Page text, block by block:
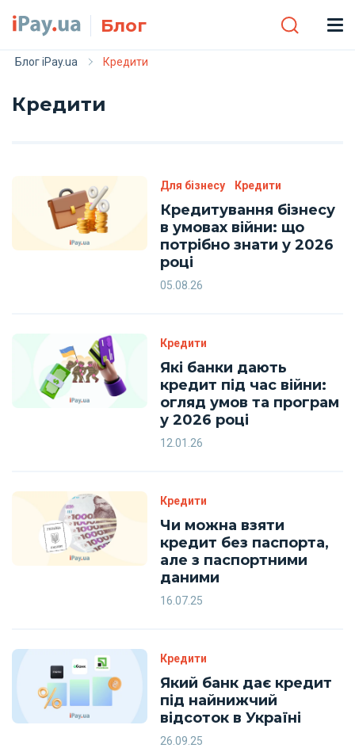
Блог
Блог iPay.ua Кредити
Кредити
Для бізнесу Кредити
Кредитування бізнесу
в умовах війни: що
потрібно знати у 2026
році
05.08.26
Кредити
Які банки дають
кредит під час війни:
огляд умов та програм
у 2026 році
12.01.26
Кредити
Чи можна взяти
кредит без паспорта,
але з паспортними
даними
16.07.25
Кредити
Який банк дає кредит
під найнижчий
відсоток в Україні
26.09.25